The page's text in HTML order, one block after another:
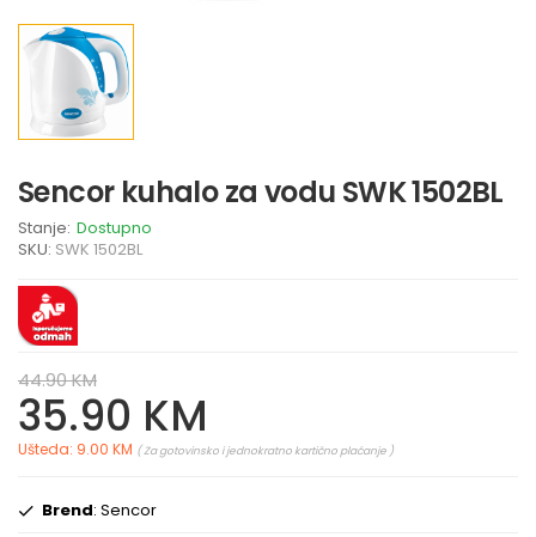
Sencor kuhalo za vodu SWK 1502BL
Stanje: Dostupno
SKU: SWK 1502BL
44.90 KM
35.90 KM
Ušteda: 9.00 KM ( Za gotovinsko i jednokratno kartično plaćanje )
Brend: Sencor